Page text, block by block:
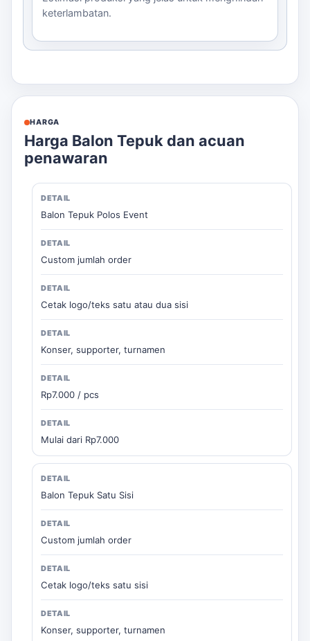
keterlambatan.
HARGA
Harga Balon Tepuk dan acuan
penawaran
Balon Tepuk Polos Event
Custom jumlah order
Cetak logo/teks satu atau dua sisi
Konser, supporter, turnamen
Rp7.000 / pcs
Mulai dari Rp7.000
Balon Tepuk Satu Sisi
Custom jumlah order
Cetak logo/teks satu sisi
Konser, supporter, turnamen